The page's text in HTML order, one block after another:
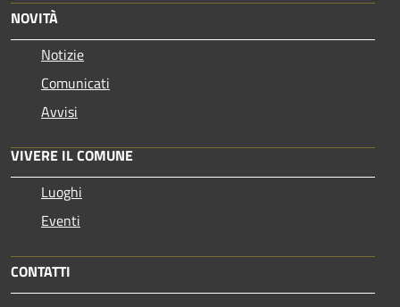
NOVITÀ
Notizie
Comunicati
Avvisi
VIVERE IL COMUNE
Luoghi
Eventi
CONTATTI